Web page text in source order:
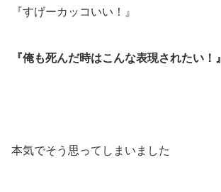
『すげーカッコいい！』
『俺も死んだ時はこんな表現されたい！』
本気でそう思ってしまいました